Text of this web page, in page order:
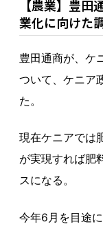
【農業】豊
業化に向けた
豊田通商が、ケ
ついて、ケニア
た。
現在ケニアでは
が実現すれば肥
スになる。
今年6月を目途